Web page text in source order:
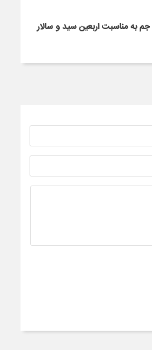
به مناسبت اربعین سید و سالار